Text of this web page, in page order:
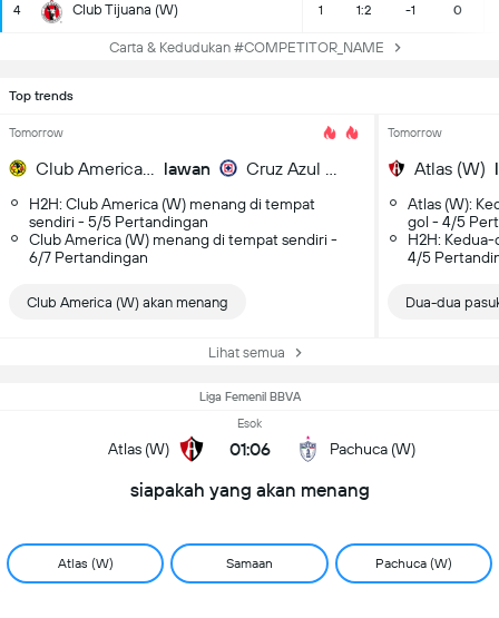
4 Club Tijuana (W) 1 1:2 -1 0
Carta & Kedudukan #COMPETITOR_NAME
Top trends
Tomorrow
lawan
H2H: Club America (W) menang di tempat
sendiri - 5/5 Pertandingan
Club America (W) menang di tempat sendiri -
6/7 Pertandingan
Club America (W) akan menang
Tomorrow
Atlas (W)
Atlas (W):
gol - 4/5
H2H:
4/5
Dua-dua
Lihat semua
Liga Femenil BBVA
Atlas (W)
Esok
01:06 Pachuca (W)
siapakah yang akan menang
Atlas (W) Samaan Pachuca (W)